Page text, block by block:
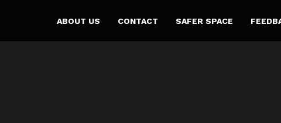
ABOUT US CONTACT SAFER SPACE